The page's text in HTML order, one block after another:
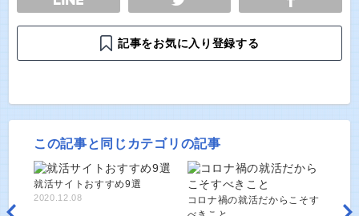
記事をお気に入り登録する
この記事と同じカテゴリの記事
就活サイトおすすめ9選
2020.12.08
コロナ禍の就活だからこそす